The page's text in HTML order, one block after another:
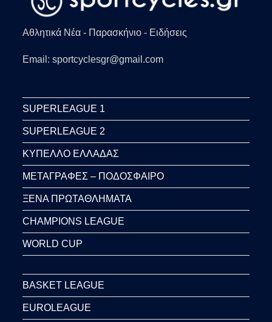
Αθλητικά Νέα - Παρασκήνιο - Ειδήσεις
Email: sportcyclesgr@gmail.com
SUPERLEAGUE 1
SUPERLEAGUE 2
ΚΥΠΕΛΛΟ ΕΛΛΑΔΑΣ
ΜΕΤΑΓΡΑΦΕΣ – ΠΟΔΟΣΦΑΙΡΟ
ΞΕΝΑ ΠΡΩΤΑΘΛΗΜΑΤΑ
CHAMPIONS LEAGUE
WORLD CUP
BASKET LEAGUE
EUROLEAGUE